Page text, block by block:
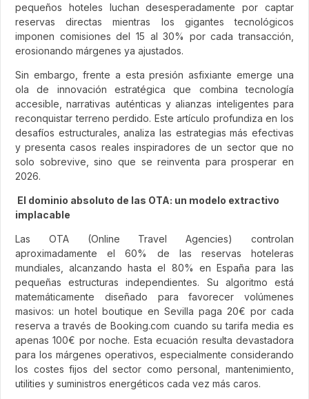
pequeños hoteles luchan desesperadamente por captar
reservas directas mientras los gigantes tecnológicos
imponen comisiones del 15 al 30% por cada transacción,
erosionando márgenes ya ajustados.
Sin embargo, frente a esta presión asfixiante emerge una
ola de innovación estratégica que combina tecnología
accesible, narrativas auténticas y alianzas inteligentes para
reconquistar terreno perdido. Este artículo profundiza en los
desafíos estructurales, analiza las estrategias más efectivas
y presenta casos reales inspiradores de un sector que no
solo sobrevive, sino que se reinventa para prosperar en
2026.
El dominio absoluto de las OTA: un modelo extractivo
implacable
Las OTA (Online Travel Agencies) controlan
aproximadamente el 60% de las reservas hoteleras
mundiales, alcanzando hasta el 80% en España para las
pequeñas estructuras independientes. Su algoritmo está
matemáticamente diseñado para favorecer volúmenes
masivos: un hotel boutique en Sevilla paga 20€ por cada
reserva a través de Booking.com cuando su tarifa media es
apenas 100€ por noche. Esta ecuación resulta devastadora
para los márgenes operativos, especialmente considerando
los costes fijos del sector como personal, mantenimiento,
utilities y suministros energéticos cada vez más caros.